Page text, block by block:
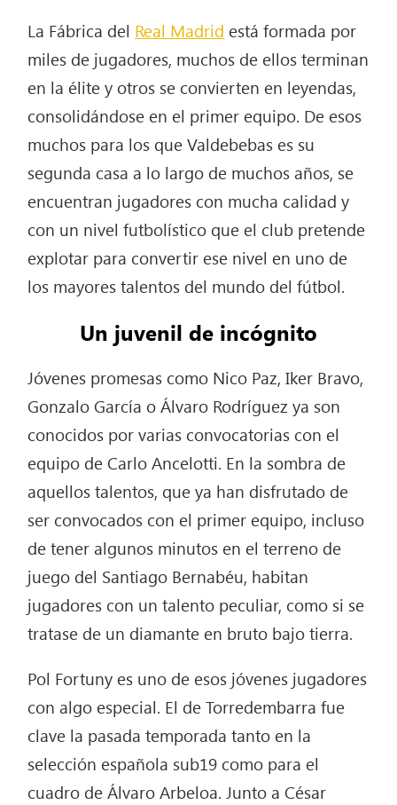
La Fábrica del Real Madrid está formada por
miles de jugadores, muchos de ellos terminan
en la élite y otros se convierten en leyendas,
consolidándose en el primer equipo. De esos
muchos para los que Valdebebas es su
segunda casa a lo largo de muchos años, se
encuentran jugadores con mucha calidad y
con un nivel futbolístico que el club pretende
explotar para convertir ese nivel en uno de
los mayores talentos del mundo del fútbol.
Un juvenil de incógnito
Jóvenes promesas como Nico Paz, Iker Bravo,
Gonzalo García o Álvaro Rodríguez ya son
conocidos por varias convocatorias con el
equipo de Carlo Ancelotti. En la sombra de
aquellos talentos, que ya han disfrutado de
ser convocados con el primer equipo, incluso
de tener algunos minutos en el terreno de
juego del Santiago Bernabéu, habitan
jugadores con un talento peculiar, como si se
tratase de un diamante en bruto bajo tierra.
Pol Fortuny es uno de esos jóvenes jugadores
con algo especial. El de Torredembarra fue
clave la pasada temporada tanto en la
selección española sub19 como para el
cuadro de Álvaro Arbeloa. Junto a César